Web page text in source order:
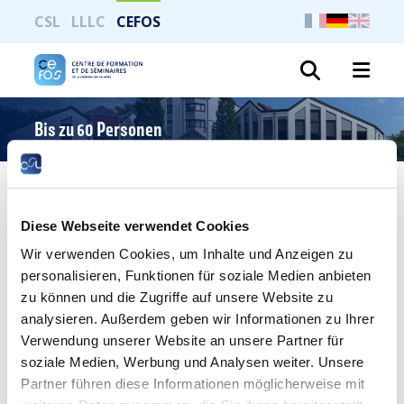
Diese Webseite verwendet Cookies
Wir verwenden Cookies, um Inhalte und Anzeigen zu
personalisieren, Funktionen für soziale Medien anbieten
zu können und die Zugriffe auf unsere Website zu
analysieren. Außerdem geben wir Informationen zu Ihrer
Verwendung unserer Website an unsere Partner für
soziale Medien, Werbung und Analysen weiter. Unsere
Partner führen diese Informationen möglicherweise mit
CSL LLLC CEFOS
Bis zu 60 Personen
Ganze Seite drucken
Saal Schengen/Remerschen
Der nach Ihren Wünschen eingerichtete Sitzungssaal
Schengen / Remerschen ist komplett modulierbar und
lässt sich individuell gestalten.
Alle unsere Sitzungssäle sind mit modernen Geräten